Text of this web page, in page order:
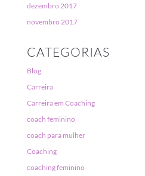
dezembro 2017
novembro 2017
CATEGORIAS
Blog
Carreira
Carreira em Coaching
coach feminino
coach para mulher
Coaching
coaching feminino